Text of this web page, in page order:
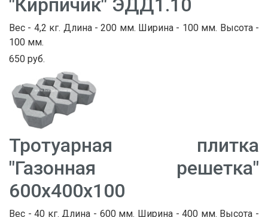
"Кирпичик" ЭДД1.10
Вес - 4,2 кг. Длина - 200 мм. Ширина - 100 мм. Высота -
100 мм.
650 руб.
Тротуарная плитка
"Газонная решетка"
600х400х100
Вес - 40 кг. Длина - 600 мм. Ширина - 400 мм. Высота -